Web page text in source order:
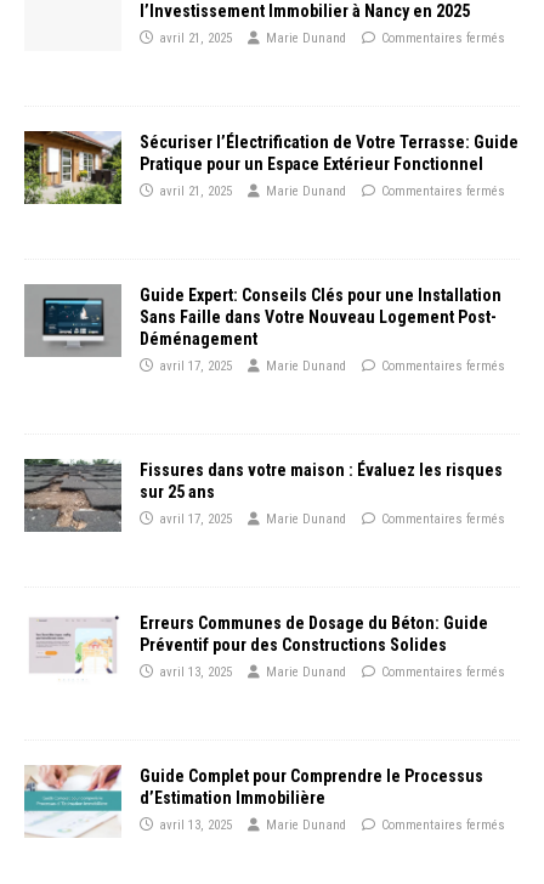
l’Investissement Immobilier à Nancy en 2025
avril 21, 2025 Marie Dunand Commentaires fermés
Sécuriser l’Électrification de Votre Terrasse: Guide
Pratique pour un Espace Extérieur Fonctionnel
avril 21, 2025 Marie Dunand Commentaires fermés
Guide Expert: Conseils Clés pour une Installation
Sans Faille dans Votre Nouveau Logement Post-
Déménagement
avril 17, 2025 Marie Dunand Commentaires fermés
Fissures dans votre maison : Évaluez les risques
sur 25 ans
avril 17, 2025 Marie Dunand Commentaires fermés
Erreurs Communes de Dosage du Béton: Guide
Préventif pour des Constructions Solides
avril 13, 2025 Marie Dunand Commentaires fermés
Guide Complet pour Comprendre le Processus
d’Estimation Immobilière
avril 13, 2025 Marie Dunand Commentaires fermés